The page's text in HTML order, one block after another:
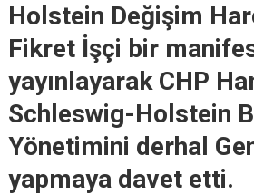
Holstein Değişim
Fikret İşçi bir
yayınlayarak CHP
Schleswig-Holstein
Yönetimini derhal
yapmaya davet etti.